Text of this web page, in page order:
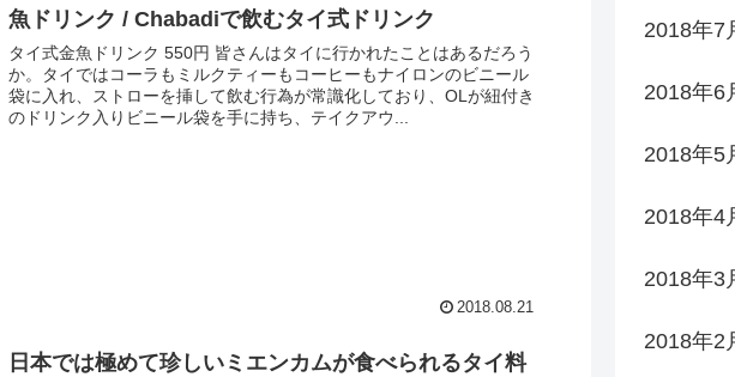
魚ドリンク / Chabadiで飲むタイ式ドリンク
タイ式金魚ドリンク 550円 皆さんはタイに行かれたことはあるだろう
か。タイではコーラもミルクティーもコーヒーもナイロンのビニール
袋に入れ、ストローを挿して飲む行為が常識化しており、OLが紐付き
のドリンク入りビニール袋を手に持ち、テイクアウ...
2018.08.21
日本では極めて珍しいミエンカムが食べられるタイ料
2018年7
2018年6
2018年5
2018年4
2018年3
2018年2